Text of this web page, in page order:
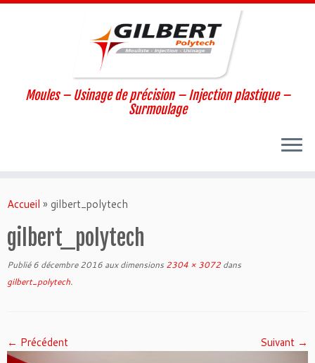
au
Moules – Usinage de précision – Injection plastique –
Surmoulage
Accueil » gilbert_polytech
gilbert_polytech
Publié 6 décembre 2016 aux dimensions 2304 × 3072 dans
gilbert_polytech.
← Précédent Suivant →